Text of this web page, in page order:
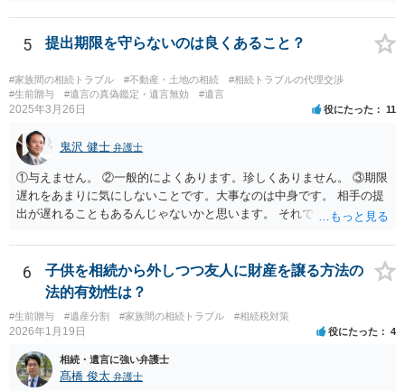
持ち戻し免除の意思表示は書面で明確にしておいていただくべきとい
う結論は変わりません。 誤解を与えるような回答でした。失礼しまし
た。 文言については、「〇〇に対する生前贈与による特別受益の持ち
戻しをすべて免除する」というのがオーソドックスなものですが、ご
心配ならば、弁護士のところに行って、特別受益となりそうな贈与に
ついて説明した上で、適切な文言についてご相談してみてはいかがで
しょうか。
5 提出期限を守らないのは良くあること？
#家族間の相続トラブル #不動産・土地の相続
#相続トラブルの代理交渉
#生前贈与
#遺言の真偽鑑定・遺言無効 #遺言
2025年3月26日 役にたった 11
鬼沢 健士 弁護士
①与えません。 ②一般的によくあります。珍しくありません。 ③期限
遅れをあまりに気にしないことです。大事なのは中身です。 相手の提
出が遅れることもあるんじゃないかと思います。 それでもあなた有利
6
子供を相続から外しつつ友人に財産を譲る方法の
法的有効性は？
#生前贈与 #遺産分割 #家族間の相続トラブル #相続税対策
2026年1月19日 役にたった 4
相続・遺言に強い弁護士
髙橋 俊太 弁護士